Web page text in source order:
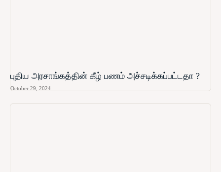
புதிய அரசாங்கத்தின் கீழ் பணம் அச்சடிக்கப்பட்டதா ?
October 29, 2024